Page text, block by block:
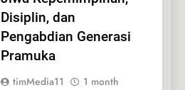
Disiplin, dan
Pengabdian Generasi
Pramuka
timMedia11
1 month